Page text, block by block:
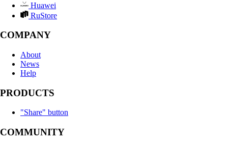
Huawei
RuStore
COMPANY
About
News
Help
PRODUCTS
"Share" button
COMMUNITY